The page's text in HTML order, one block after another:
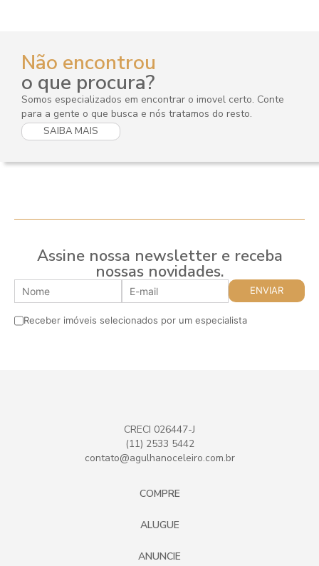
Não encontrou
o que procura?
Somos especializados em encontrar o imovel certo. Conte
para a gente o que busca e nós tratamos do resto.
SAIBA MAIS
Assine nossa newsletter e receba
nossas novidades.
Receber imóveis selecionados por um especialista
CRECI 026447-J
(11) 2533 5442
contato@agulhanoceleiro.com.br
COMPRE
ALUGUE
ANUNCIE